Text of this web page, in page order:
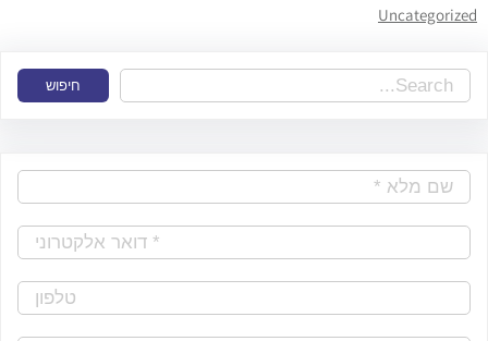
Uncategorized
r
c
h
חיפוש